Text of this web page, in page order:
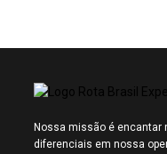
Nossa missão é encantar
diferenciais em nossa